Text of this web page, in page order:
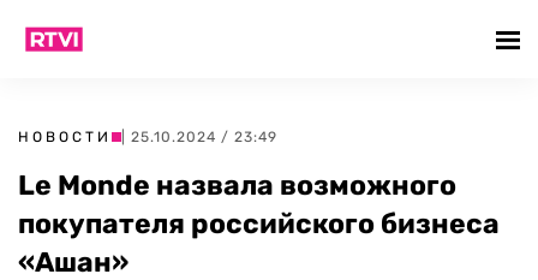
НОВОСТИ | 25.10.2024 / 23:49
Le Monde назвала возможного
покупателя российского бизнеса
«Ашан»